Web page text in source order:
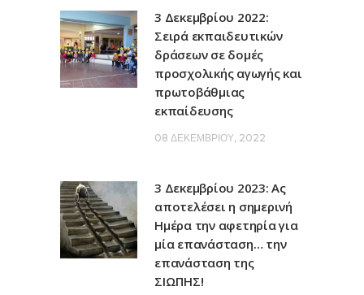
3 Δεκεμβρίου 2022:
Σειρά εκπαιδευτικών
δράσεων σε δομές
προσχολικής αγωγής και
πρωτοβάθμιας
εκπαίδευσης
08 ΔΕΚΕΜΒΡΊΟΥ, 2022
3 Δεκεμβρίου 2023: Ας
αποτελέσει η σημερινή
Ημέρα την αφετηρία για
μία επανάσταση… την
επανάσταση της
ΣΙΩΠΗΣ!